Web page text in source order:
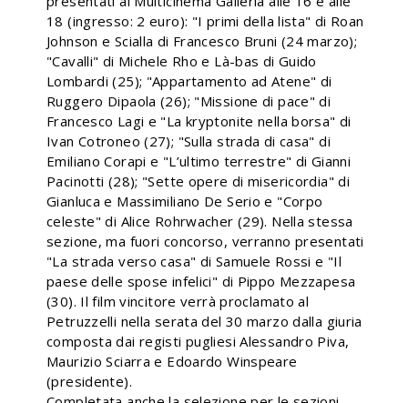
18 (ingresso: 2 euro): "I primi della lista" di Roan
Johnson e Scialla di Francesco Bruni (24 marzo);
"Cavalli" di Michele Rho e Là-bas di Guido
Lombardi (25); "Appartamento ad Atene" di
Ruggero Dipaola (26); "Missione di pace" di
Francesco Lagi e "La kryptonite nella borsa" di
Ivan Cotroneo (27); "Sulla strada di casa" di
Emiliano Corapi e "L’ultimo terrestre" di Gianni
Pacinotti (28); "Sette opere di misericordia" di
Gianluca e Massimiliano De Serio e "Corpo
celeste" di Alice Rohrwacher (29). Nella stessa
sezione, ma fuori concorso, verranno presentati
"La strada verso casa" di Samuele Rossi e "Il
paese delle spose infelici" di Pippo Mezzapesa
(30). Il film vincitore verrà proclamato al
Petruzzelli nella serata del 30 marzo dalla giuria
composta dai registi pugliesi Alessandro Piva,
Maurizio Sciarra e Edoardo Winspeare
(presidente).